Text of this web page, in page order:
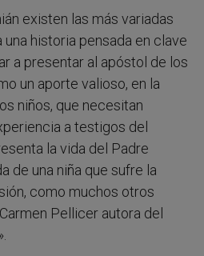
existen las más variadas
historia pensada en clave
a presentar al apóstol de los
un aporte valioso, en la
niños, que necesitan
a testigos del
la vida del Padre
de una niña que sufre la
como muchos otros
Pellicer autora del